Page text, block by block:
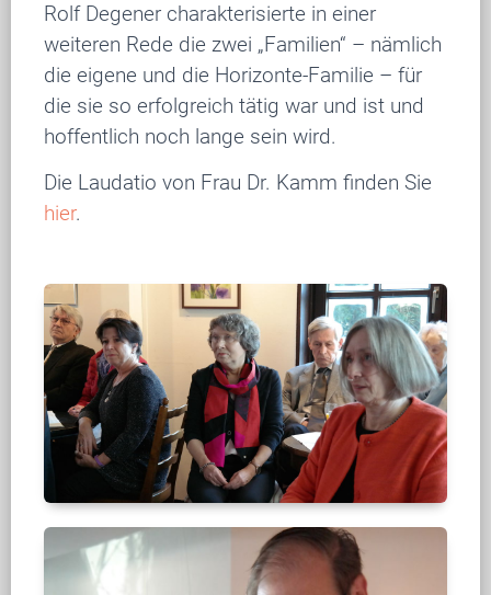
Rolf Degener charakterisierte in einer
weiteren Rede die zwei „Familien“ – nämlich
die eigene und die Horizonte-Familie – für
die sie so erfolgreich tätig war und ist und
hoffentlich noch lange sein wird.
Die Laudatio von Frau Dr. Kamm finden Sie
hier.